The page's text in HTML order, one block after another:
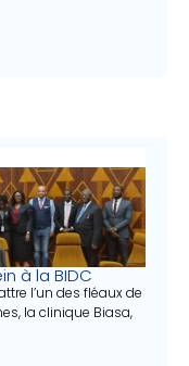
à la BIDC
l’un des fléaux de
la clinique Biasa,